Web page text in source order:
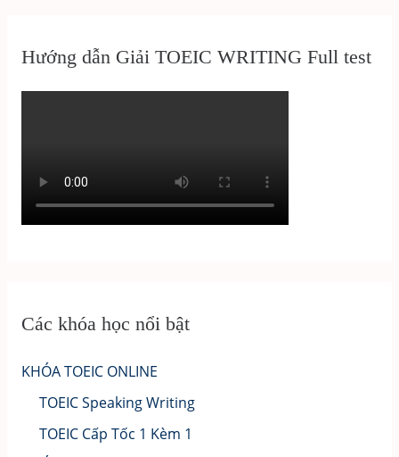
Hướng dẫn Giải TOEIC WRITING Full test
Các khóa học nổi bật
KHÓA TOEIC ONLINE
TOEIC Speaking Writing
TOEIC Cấp Tốc 1 Kèm 1